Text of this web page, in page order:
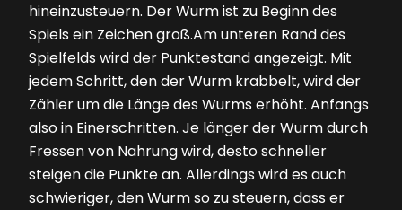
hineinzusteuern. Der Wurm ist zu Beginn des
Spiels ein Zeichen groß.Am unteren Rand des
Spielfelds wird der Punktestand angezeigt. Mit
jedem Schritt, den der Wurm krabbelt, wird der
Zähler um die Länge des Wurms erhöht. Anfangs
also in Einerschritten. Je länger der Wurm durch
Fressen von Nahrung wird, desto schneller
steigen die Punkte an. Allerdings wird es auch
schwieriger, den Wurm so zu steuern, dass er